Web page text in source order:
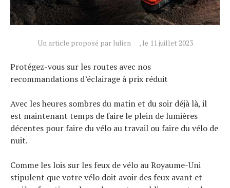
Un article proposé par Julien , le 11 juillet 2023
Protégez-vous sur les routes avec nos
recommandations d’éclairage à prix réduit
Avec les heures sombres du matin et du soir déjà là, il
est maintenant temps de faire le plein de lumières
décentes pour faire du vélo au travail ou faire du vélo de
nuit.
Comme les lois sur les feux de vélo au Royaume-Uni
stipulent que votre vélo doit avoir des feux avant et